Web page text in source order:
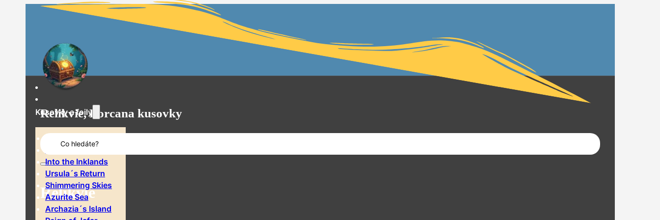
Relikvie, Lorcana kusovky
Search
...
Relikvie
Kusovky a foily
Rise of the Floodborn
Into the Inklands
Ursula´s Return
Shimmering Skies
Azurite Sea
Archazia´s Island